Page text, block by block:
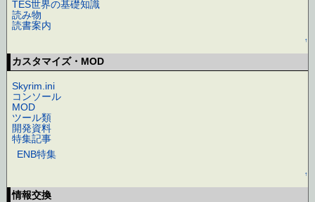
TES世界の基礎知識
読み物
読書案内
↑
カスタマイズ・MOD
Skyrim.ini
コンソール
MOD
ツール類
開発資料
特集記事
ENB特集
↑
情報交換